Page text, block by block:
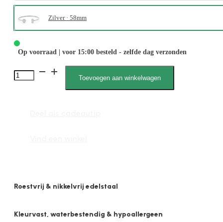
Zilver · 58mm
Op voorraad | voor 15:00 besteld - zelfde dag verzonden
June
Toevoegen aan winkelwagen
Roestvrij & nikkelvrij edelstaal
Kleurvast, waterbestendig & hypoallergeen